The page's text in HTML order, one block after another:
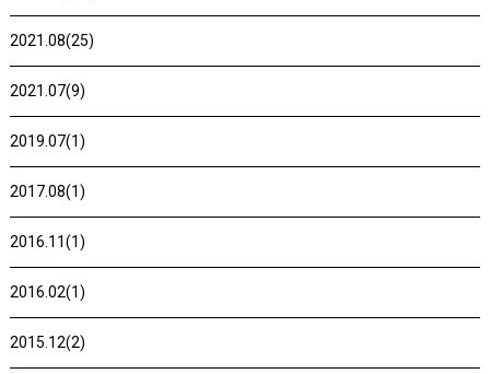
2021.08(25)
2021.07(9)
2019.07(1)
2017.08(1)
2016.11(1)
2016.02(1)
2015.12(2)